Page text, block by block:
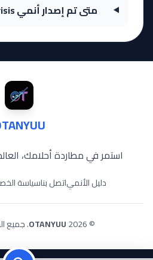
متى تم إصدار أنمي Kawaisugi Crisis؟
استمر في مطاردة أحلامك،
دليل الأنمياتصل بناسياسة
© 2026
OTANYUU. جميع